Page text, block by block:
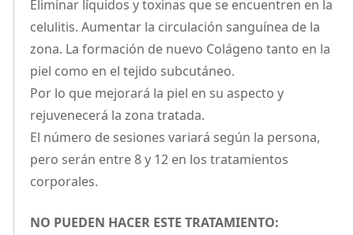
Eliminar líquidos y toxinas que se encuentren en la
celulitis. Aumentar la circulación sanguínea de la
zona. La formación de nuevo Colágeno tanto en la
piel como en el tejido subcutáneo.
Por lo que mejorará la piel en su aspecto y
rejuvenecerá la zona tratada.
El número de sesiones variará según la persona,
pero serán entre 8 y 12 en los tratamientos
corporales.
NO PUEDEN HACER ESTE TRATAMIENTO: